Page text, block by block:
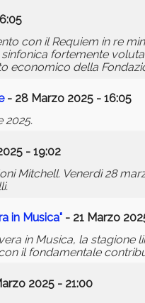
con il Requiem in re
fortemente
economico della
- 28 Marzo 2025 - 16:05
2025.
- 19:02
Mitchell. Venerdì 28
in Musica" - 21 Marzo
in Musica, la
il fondamentale
2025 - 21:00